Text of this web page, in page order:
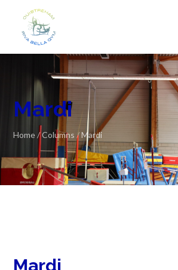
Mardi
Home/Columns /Mardi
Mardi